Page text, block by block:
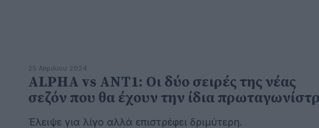
25 Απριλίου 2024
ALPHA vs ΑΝΤ1: Οι δύο σειρές της νέας
σεζόν που θα έχουν την ίδια
Έλειψε για λίγο αλλά επιστρέφει δριμύτερη.